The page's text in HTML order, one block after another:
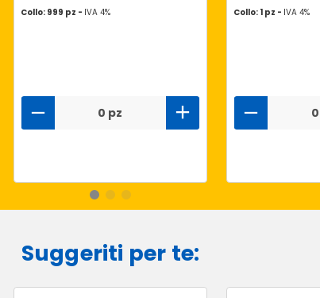
Collo: 999 pz - IVA 4%
0 pz
Collo: 1 pz - IVA 4%
Suggeriti per te: